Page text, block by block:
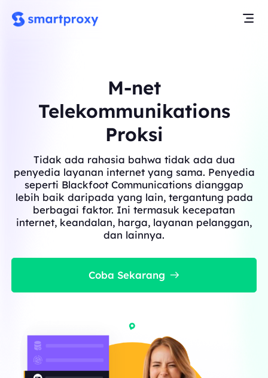
M-net
Telekommunikations
Proksi
Tidak ada rahasia bahwa tidak ada dua
penyedia layanan internet yang sama. Penyedia
seperti Blackfoot Communications dianggap
lebih baik daripada yang lain, tergantung pada
berbagai faktor. Ini termasuk kecepatan
internet, keandalan, harga, layanan pelanggan,
dan lainnya.
Coba Sekarang